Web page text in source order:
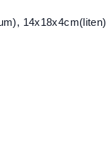
14x18x4cm(liten)